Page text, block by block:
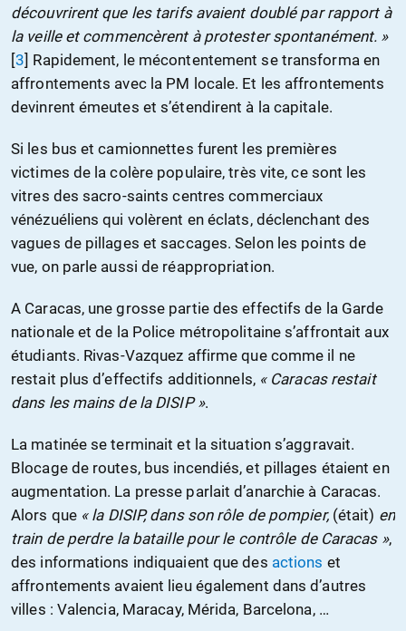
découvrirent que les tarifs avaient doublé par rapport à
la veille et commencèrent à protester spontanément. »
[3] Rapidement, le mécontentement se transforma en
affrontements avec la PM locale. Et les affrontements
devinrent émeutes et s’étendirent à la capitale.
Si les bus et camionnettes furent les premières
victimes de la colère populaire, très vite, ce sont les
vitres des sacro-saints centres commerciaux
vénézuéliens qui volèrent en éclats, déclenchant des
vagues de pillages et saccages. Selon les points de
vue, on parle aussi de réappropriation.
A Caracas, une grosse partie des effectifs de la Garde
nationale et de la Police métropolitaine s’affrontait aux
étudiants. Rivas-Vazquez affirme que comme il ne
restait plus d’effectifs additionnels, « Caracas restait
dans les mains de la DISIP ».
La matinée se terminait et la situation s’aggravait.
Blocage de routes, bus incendiés, et pillages étaient en
augmentation. La presse parlait d’anarchie à Caracas.
Alors que « la DISIP, dans son rôle de pompier, (était) en
train de perdre la bataille pour le contrôle de Caracas »,
des informations indiquaient que des actions et
affrontements avaient lieu également dans d’autres
villes : Valencia, Maracay, Mérida, Barcelona, …